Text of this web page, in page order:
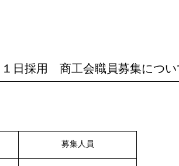
日採用 商工会職員募集につい
募集人員